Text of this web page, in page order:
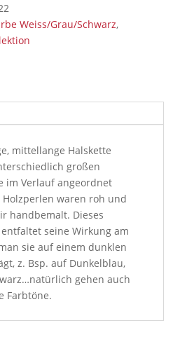
Weiss/Grau/Schwarz,
mittellange Halskette
großen
im Verlauf angeordnet
waren roh und
handbemalt. Dieses
seine Wirkung am
sie auf einem dunklen
z. Bsp. auf Dunkelblau,
gehen auch
Farbtöne.